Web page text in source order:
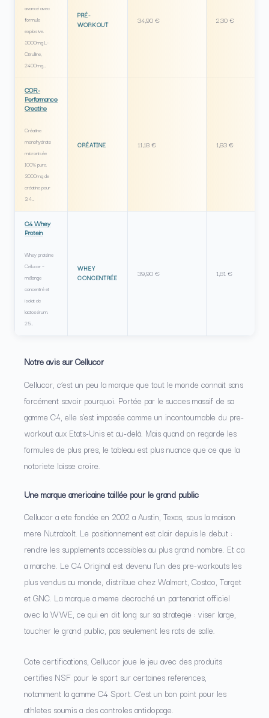
avancé avec
formule
explosive.
3000mg L-
Citrulline,
2400mg…
PRÉ-
WORKOUT
34,90 € 2,30 €
COR-
Performance
Creatine
Créatine
monohydrate
micronisée
100% pure.
3000mg de
créatine pour
3.4…
CRÉATINE 11,18 € 1,83 €
C4 Whey
Protein
Whey protéine
Cellucor –
mélange
concentré et
isolat de
lactosérum.
25…
WHEY
CONCENTRÉE
39,90 € 1,81 €
Notre avis sur Cellucor
Cellucor, c’est un peu la marque que tout le monde connait sans
forcément savoir pourquoi. Portée par le succes massif de sa
gamme C4, elle s’est imposée comme un incontournable du pre-
workout aux Etats-Unis et au-delà. Mais quand on regarde les
formules de plus pres, le tableau est plus nuance que ce que la
notoriete laisse croire.
Une marque americaine taillée pour le grand public
Cellucor a ete fondée en 2002 a Austin, Texas, sous la maison
mere Nutrabolt. Le positionnement est clair depuis le debut :
rendre les supplements accessibles au plus grand nombre. Et ca
a marche. Le C4 Original est devenu l’un des pre-workouts les
plus vendus au monde, distribue chez Walmart, Costco, Target
et GNC. La marque a meme decroché un partenariat officiel
avec la WWE, ce qui en dit long sur sa strategie : viser large,
toucher le grand public, pas seulement les rats de salle.
Cote certifications, Cellucor joue le jeu avec des produits
certifies NSF pour le sport sur certaines references,
notamment la gamme C4 Sport. C’est un bon point pour les
athletes soumis a des controles antidopage.